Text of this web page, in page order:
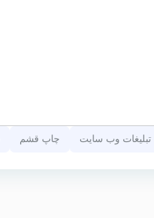
تبلیغات وب سایت چاپ قشم